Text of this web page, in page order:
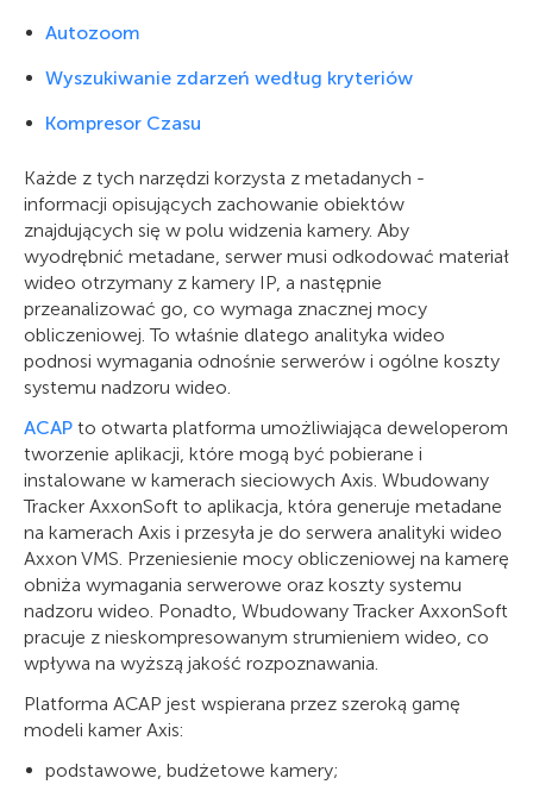
Autozoom
Wyszukiwanie zdarzeń według kryteriów
Kompresor Czasu
Każde z tych narzędzi korzysta z metadanych -
informacji opisujących zachowanie obiektów
znajdujących się w polu widzenia kamery. Aby
wyodrębnić metadane, serwer musi odkodować materiał
wideo otrzymany z kamery IP, a następnie
przeanalizować go, co wymaga znacznej mocy
obliczeniowej. To właśnie dlatego analityka wideo
podnosi wymagania odnośnie serwerów i ogólne koszty
systemu nadzoru wideo.
ACAP to otwarta platforma umożliwiająca deweloperom
tworzenie aplikacji, które mogą być pobierane i
instalowane w kamerach sieciowych Axis. Wbudowany
Tracker AxxonSoft to aplikacja, która generuje metadane
na kamerach Axis i przesyła je do serwera analityki wideo
Axxon VMS. Przeniesienie mocy obliczeniowej na kamerę
obniża wymagania serwerowe oraz koszty systemu
nadzoru wideo. Ponadto, Wbudowany Tracker AxxonSoft
pracuje z nieskompresowanym strumieniem wideo, co
wpływa na wyższą jakość rozpoznawania.
Platforma ACAP jest wspierana przez szeroką gamę
modeli kamer Axis:
podstawowe, budżetowe kamery;